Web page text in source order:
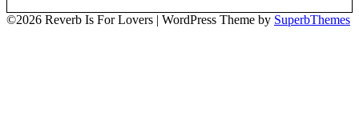
©2026 Reverb Is For Lovers | WordPress Theme by SuperbThemes